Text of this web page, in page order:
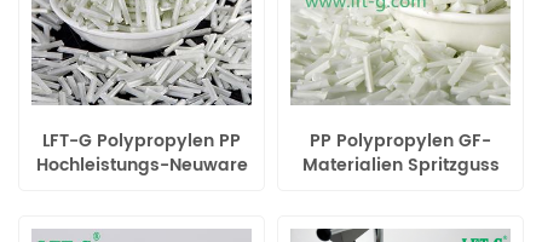
LFT-G Polypropylen PP
Hochleistungs-Neuware
PP Polypropylen GF-
Materialien Spritzguss